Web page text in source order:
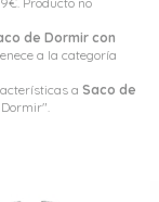
de Dormir con
a la categoría
a Saco de